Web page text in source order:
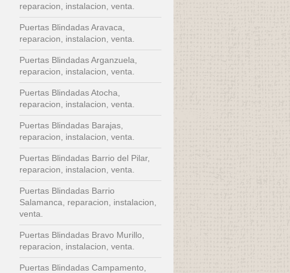
reparacion, instalacion, venta.
Puertas Blindadas Aravaca,
reparacion, instalacion, venta.
Puertas Blindadas Arganzuela,
reparacion, instalacion, venta.
Puertas Blindadas Atocha,
reparacion, instalacion, venta.
Puertas Blindadas Barajas,
reparacion, instalacion, venta.
Puertas Blindadas Barrio del Pilar,
reparacion, instalacion, venta.
Puertas Blindadas Barrio
Salamanca, reparacion, instalacion,
venta.
Puertas Blindadas Bravo Murillo,
reparacion, instalacion, venta.
Puertas Blindadas Campamento,